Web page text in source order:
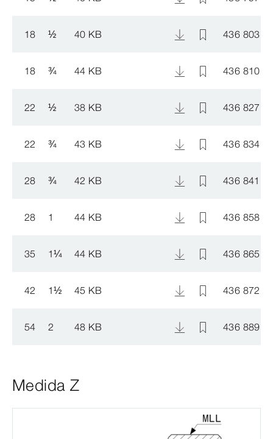
18 ½ 40 KB 436 803
18 ¾ 44 KB 436 810
22 ½ 38 KB 436 827
22 ¾ 43 KB 436 834
28 ¾ 42 KB 436 841
28 1 44 KB 436 858
35 1¼ 44 KB 436 865
42 1½ 45 KB 436 872
54 2 48 KB 436 889
Medida Z